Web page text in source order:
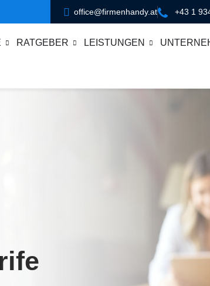
office@firmenhandy.at +43 1
RATGEBER LEISTUNGEN